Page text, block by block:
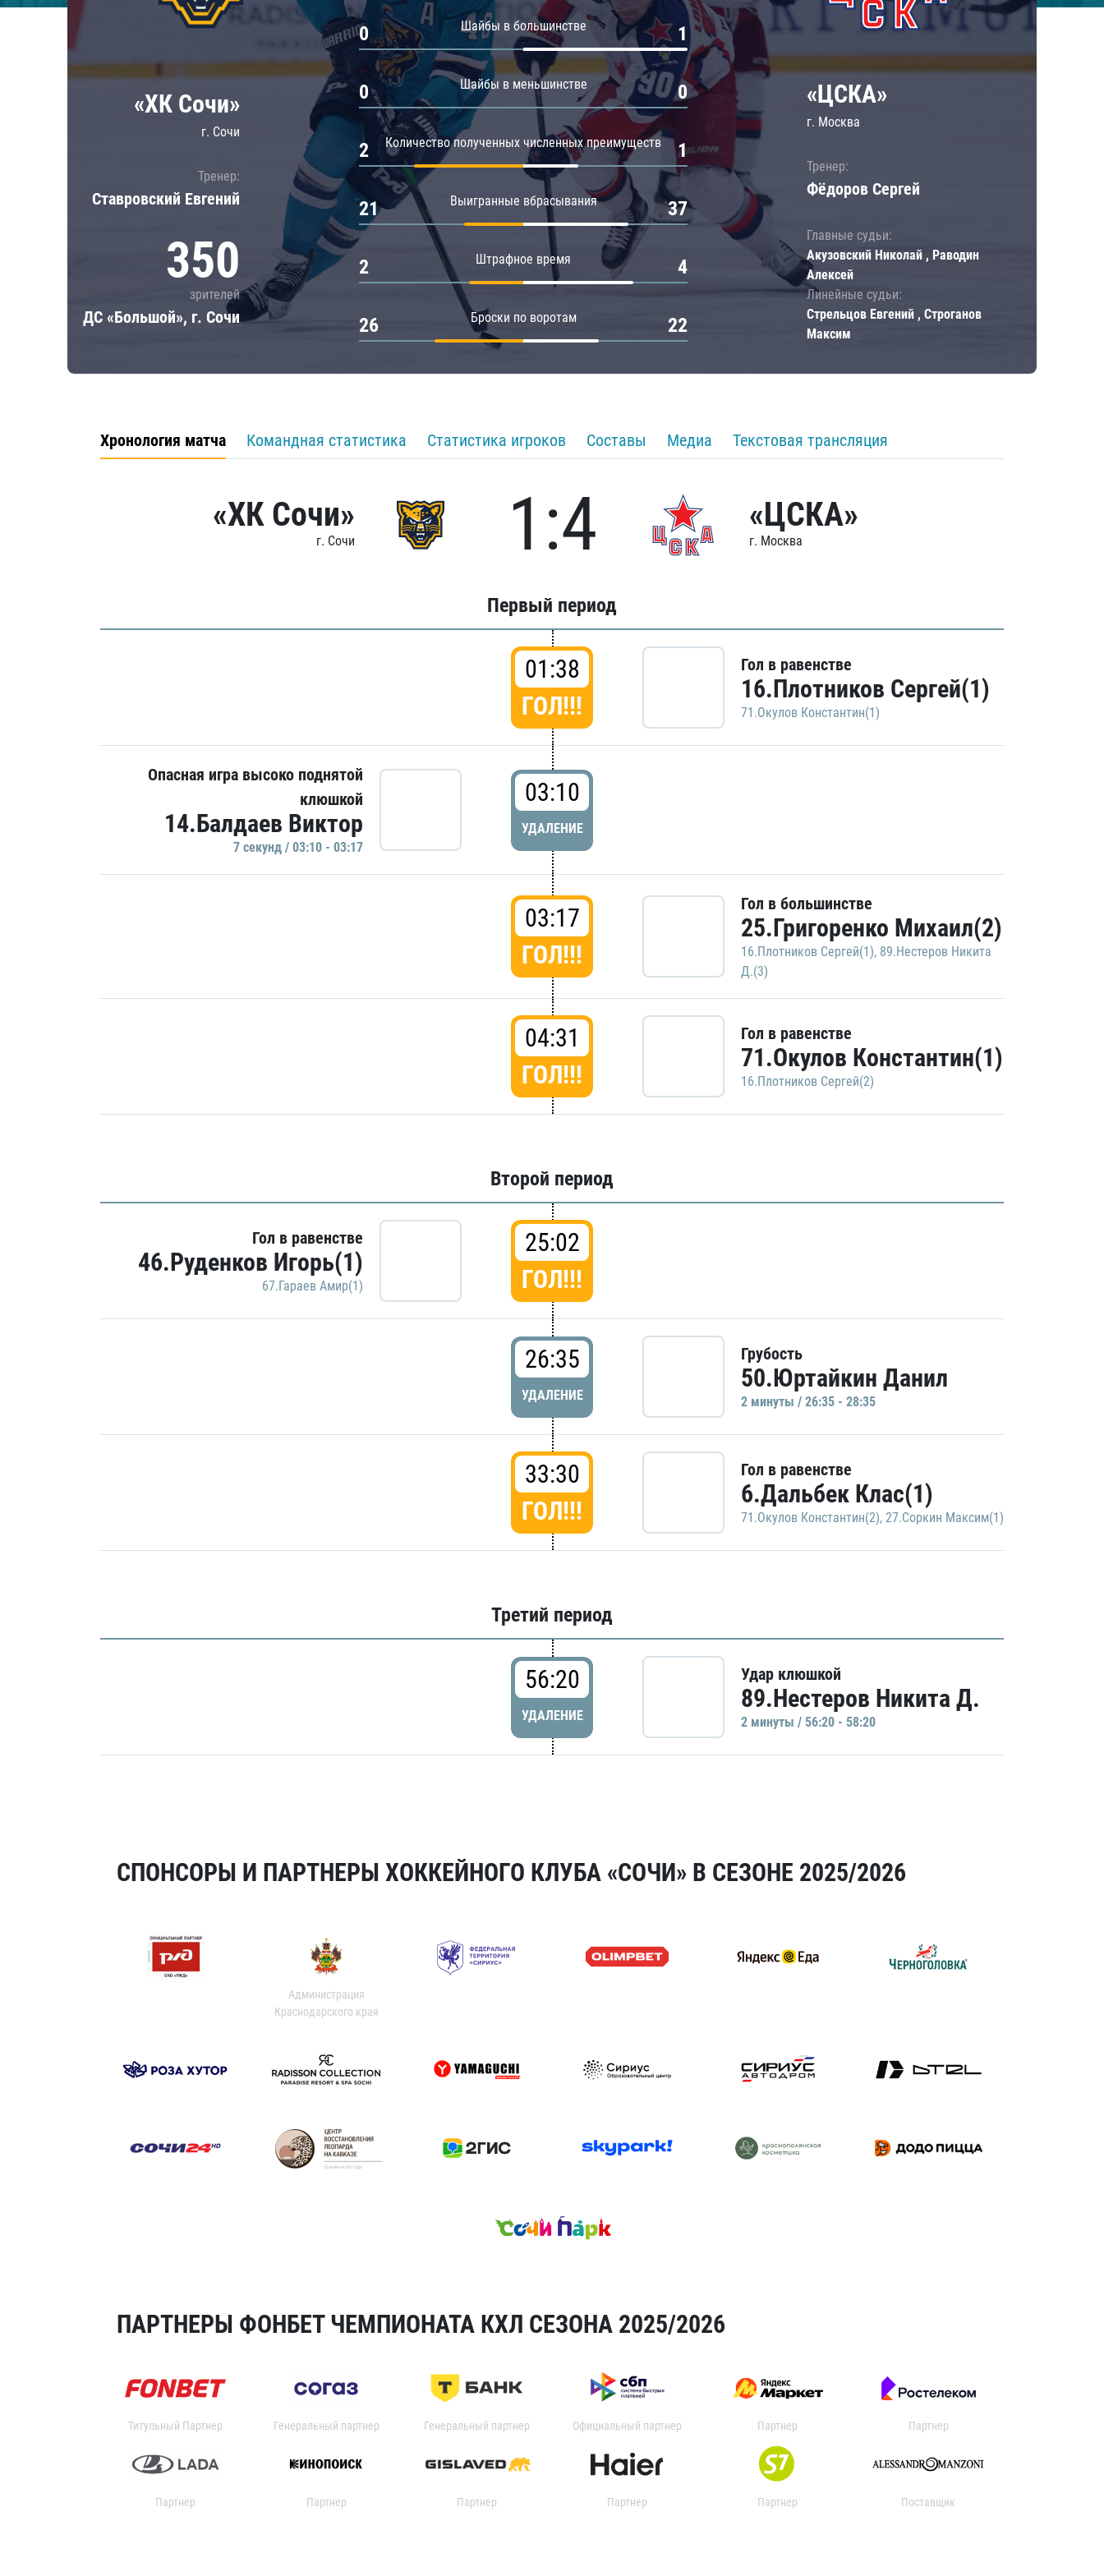
Локомотив
ЦСКА
Шанхайские Драконы
Амур
Барыс
Салават Юлаев
«ХК Сочи»
г. Сочи
Тренер:
Ставровский Евгений
350
зрителей
ДС «Большой», г. Сочи
Шайбы в большинстве
0 1
Шайбы в меньшинстве
0 0
Количество полученных численных преимуществ
2 1
Выигранные вбрасывания
21 37
Штрафное время
2 4
Броски по воротам
26 22
«ЦСКА»
г. Москва
Тренер:
Фёдоров Сергей
Главные судьи:
Акузовский Николай , Раводин
Алексей
Линейные судьи:
Стрельцов Евгений , Строганов
Максим
Хронология матча Командная статистика Статистика игроков Составы Медиа Текстовая трансляция
«ХК Сочи»
г. Сочи 1:4 «ЦСКА»
г. Москва
Первый период
01:38
ГОЛ!!!
Гол в равенстве
16.Плотников Сергей(1)
71.Окулов Константин(1)
Опасная игра высоко поднятой
клюшкой
14.Балдаев Виктор
7 секунд / 03:10 - 03:17
03:10
УДАЛЕНИЕ
03:17
ГОЛ!!!
Гол в большинстве
25.Григоренко Михаил(2)
16.Плотников Сергей(1), 89.Нестеров Никита
Д.(3)
04:31
ГОЛ!!!
Гол в равенстве
71.Окулов Константин(1)
16.Плотников Сергей(2)
Второй период
Гол в равенстве
46.Руденков Игорь(1)
67.Гараев Амир(1)
25:02
ГОЛ!!!
26:35
УДАЛЕНИЕ
Грубость
50.Юртайкин Данил
2 минуты / 26:35 - 28:35
33:30
ГОЛ!!!
Гол в равенстве
6.Дальбек Клас(1)
71.Окулов Константин(2), 27.Соркин Максим(1)
Третий период
56:20
УДАЛЕНИЕ
Удар клюшкой
89.Нестеров Никита Д.
2 минуты / 56:20 - 58:20
СПОНСОРЫ И ПАРТНЕРЫ ХОККЕЙНОГО КЛУБА «СОЧИ» В СЕЗОНЕ 2025/2026
Администрация
Краснодарского края
ПАРТНЕРЫ ФОНБЕТ ЧЕМПИОНАТА КХЛ СЕЗОНА 2025/2026
Титульный Партнер Генеральный партнер Генеральный партнер Официальный партнер Партнер Партнер
Партнер Партнер Партнер Партнер Партнер Поставщик